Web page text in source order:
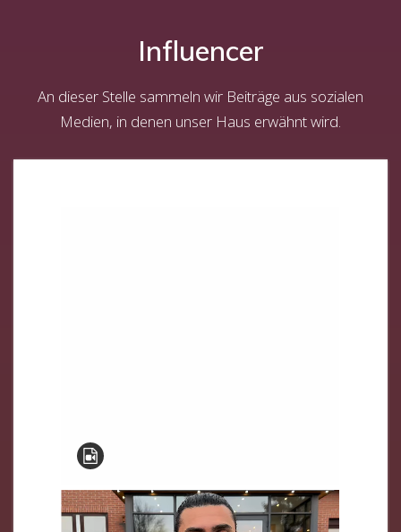
Influencer
An dieser Stelle sammeln wir Beiträge aus sozialen
Medien, in denen unser Haus erwähnt wird.